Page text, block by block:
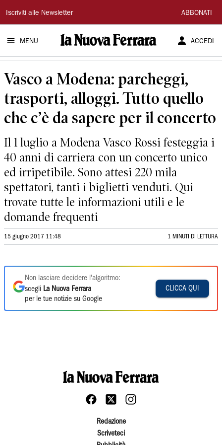
La
Nuova
Ferrara
Iscriviti alle Newsletter ABBONATI
MENU ACCEDI
Vasco a Modena: parcheggi,
trasporti, alloggi. Tutto quello
che c’è da sapere per il concerto
Il 1 luglio a Modena Vasco Rossi festeggia i
40 anni di carriera con un concerto unico
ed irripetibile. Sono attesi 220 mila
spettatori, tanti i biglietti venduti. Qui
trovate tutte le informazioni utili e le
domande frequenti
15 giugno 2017 11:48 1 MINUTI DI LETTURA
Non lasciare decidere l'algoritmo:
scegli La Nuova Ferrara
per le tue notizie su Google
CLICCA QUI
Redazione
Scriveteci